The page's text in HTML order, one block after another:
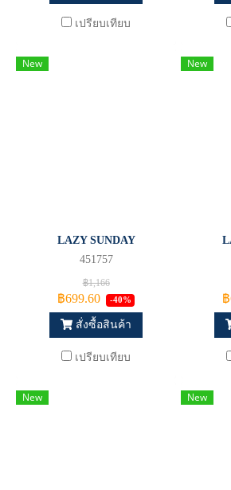
เปรียบเทียบ
New
LAZY SUNDAY
451757
฿1,166
฿699.60 -40%
สั่งซื้อสินค้า
เปรียบเทียบ
New
New New